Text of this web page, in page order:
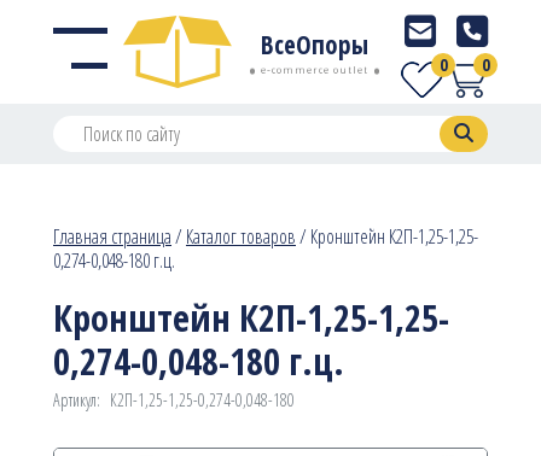
ВсеОпоры
e-commerce outlet 0
0
Главная страница/Каталог товаров/Кронштейн К2П-1,25-1,25-
0,274-0,048-180 г.ц.
Кронштейн К2П-1,25-1,25-
0,274-0,048-180 г.ц.
Артикул: К2П-1,25-1,25-0,274-0,048-180